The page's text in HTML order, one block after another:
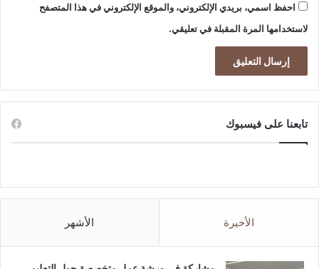
احفظ اسمي، بريدي الإلكتروني، والموقع الإلكتروني في هذا المتصفح
لاستخدامها المرة المقبلة في تعليقي.
تابعنا على فيسبوك
الأخيرة الأشهر